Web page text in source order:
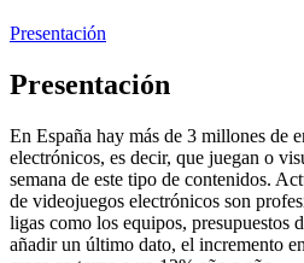
Presentación
Presentación
En España hay más de 3 millones de
electrónicos, es decir, que juegan o
semana de este tipo de contenidos.
de videojuegos electrónicos son
ligas como los equipos, presupuestos
añadir un último dato, el incremento